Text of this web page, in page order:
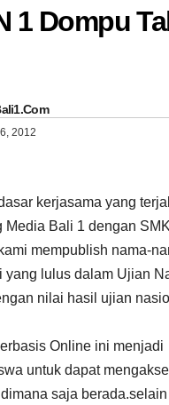
1 Dompu
2012
kerjasama yang
Media Bali 1 dengan
mempublish nama-
yang lulus dalam Ujian
nilai hasil ujian
Online ini menjadi
untuk dapat
saja berada.selain